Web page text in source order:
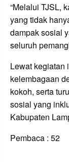
“Melalui TJSL,
yang tidak
dampak sosial
seluruh
Lewat kegiatan
kelembagaan
kokoh, serta
sosial yang
Kabupaten
Pembaca : 52